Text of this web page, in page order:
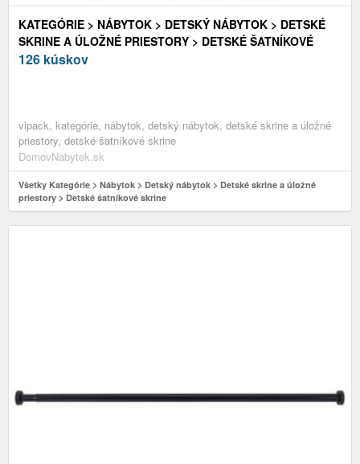
KATEGÓRIE > NÁBYTOK > DETSKÝ NÁBYTOK > DETSKÉ
SKRINE A ÚLOŽNÉ PRIESTORY > DETSKÉ ŠATNÍKOVÉ
SKRINE
126 kúskov
vipack, kategórie, nábytok, detský nábytok, detské skrine a úložné
priestory, detské šatníkové skrine
DomovNabytek.sk
Všetky Kategórie > Nábytok > Detský nábytok > Detské skrine a úložné
priestory > Detské šatníkové skrine